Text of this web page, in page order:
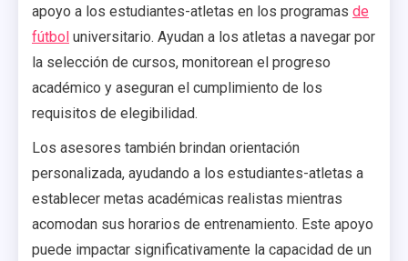
apoyo a los estudiantes-atletas en los programas de
fútbol universitario. Ayudan a los atletas a navegar por
la selección de cursos, monitorean el progreso
académico y aseguran el cumplimiento de los
requisitos de elegibilidad.
Los asesores también brindan orientación
personalizada, ayudando a los estudiantes-atletas a
establecer metas académicas realistas mientras
acomodan sus horarios de entrenamiento. Este apoyo
puede impactar significativamente la capacidad de un